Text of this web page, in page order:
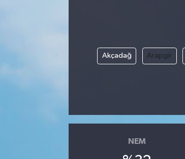
Akçadağ Arapgir
NEM